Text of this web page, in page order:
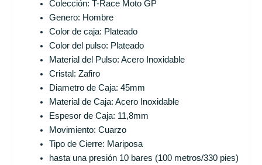
Colección: T-Race Moto GP
Genero: Hombre
Color de caja: Plateado
Color del pulso: Plateado
Material del Pulso: Acero Inoxidable
Cristal: Zafiro
Diametro de Caja: 45mm
Material de Caja: Acero Inoxidable
Espesor de Caja: 11,8mm
Movimiento: Cuarzo
Tipo de Cierre: Mariposa
hasta una presión 10 bares (100 metros/330 pies)